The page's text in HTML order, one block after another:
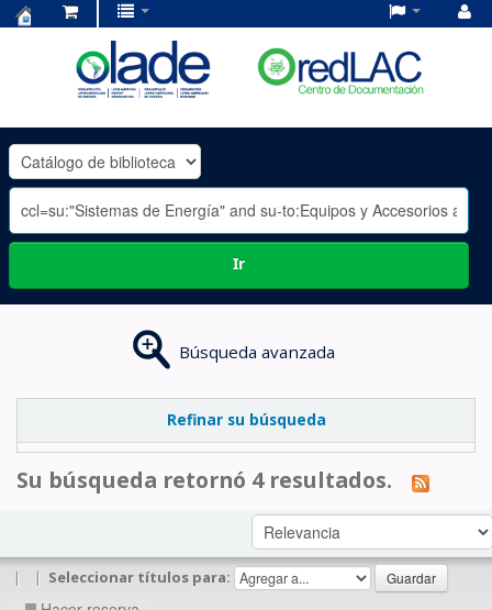
OLADE
-
Ir
Búsqueda avanzada
Refinar su búsqueda
Su búsqueda retornó 4 resultados.
| | Seleccionar títulos para: